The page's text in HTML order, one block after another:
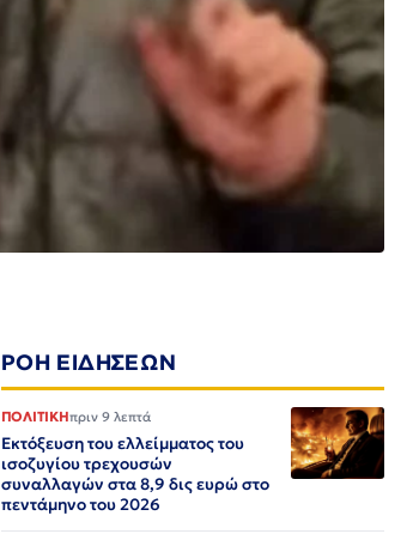
ΡΟΗ ΕΙΔΗΣΕΩΝ
ΠΟΛΙΤΙΚΗπριν 9 λεπτά
Εκτόξευση του ελλείμματος του
ισοζυγίου τρεχουσών
συναλλαγών στα 8,9 δις ευρώ στο
πεντάμηνο του 2026